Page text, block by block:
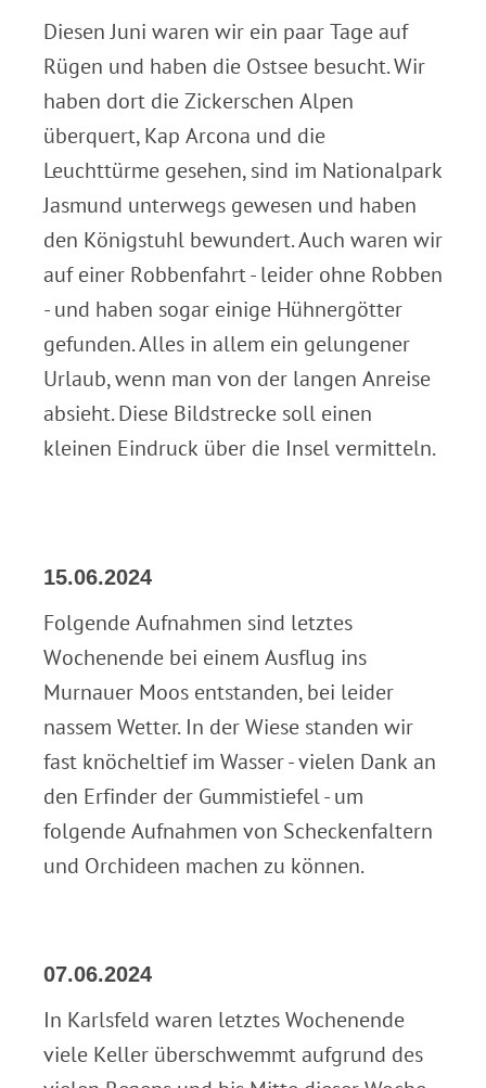
Diesen Juni waren wir ein paar Tage auf
Rügen und haben die Ostsee besucht. Wir
haben dort die Zickerschen Alpen
überquert, Kap Arcona und die
Leuchttürme gesehen, sind im Nationalpark
Jasmund unterwegs gewesen und haben
den Königstuhl bewundert. Auch waren wir
auf einer Robbenfahrt - leider ohne Robben
- und haben sogar einige Hühnergötter
gefunden. Alles in allem ein gelungener
Urlaub, wenn man von der langen Anreise
absieht. Diese Bildstrecke soll einen
kleinen Eindruck über die Insel vermitteln.
15.06.2024
Folgende Aufnahmen sind letztes
Wochenende bei einem Ausflug ins
Murnauer Moos entstanden, bei leider
nassem Wetter. In der Wiese standen wir
fast knöcheltief im Wasser - vielen Dank an
den Erfinder der Gummistiefel - um
folgende Aufnahmen von Scheckenfaltern
und Orchideen machen zu können.
07.06.2024
In Karlsfeld waren letztes Wochenende
viele Keller überschwemmt aufgrund des